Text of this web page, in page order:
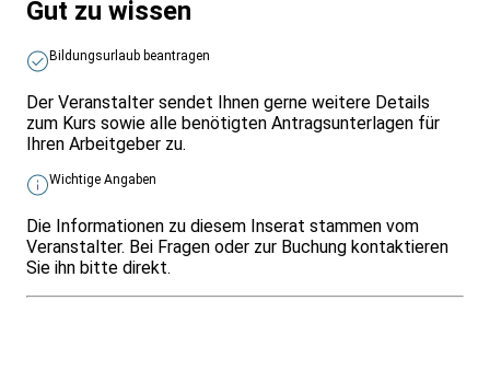
Gut zu wissen
Bildungsurlaub beantragen
Der Veranstalter sendet Ihnen gerne weitere Details
zum Kurs sowie alle benötigten Antragsunterlagen für
Ihren Arbeitgeber zu.
Wichtige Angaben
Die Informationen zu diesem Inserat stammen vom
Veranstalter. Bei Fragen oder zur Buchung kontaktieren
Sie ihn bitte direkt.